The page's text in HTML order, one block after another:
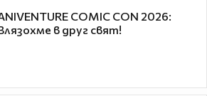
COMIC CON 2026:
в друг свят!